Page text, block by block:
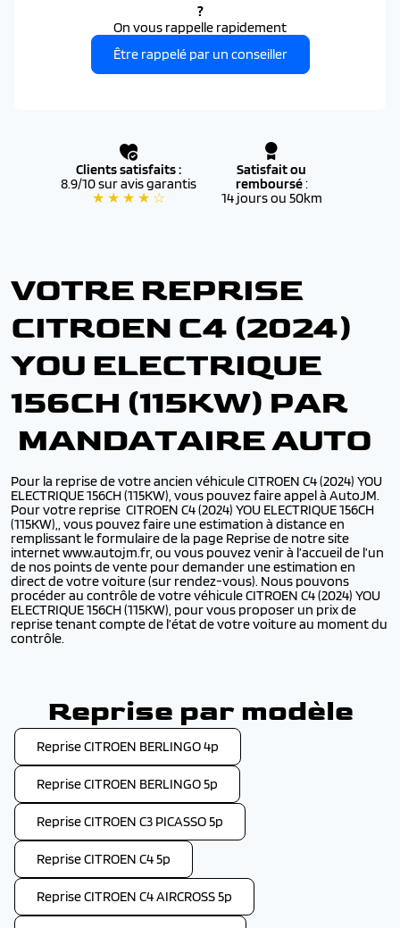
?
On vous rappelle rapidement
Être rappelé par un conseiller
Clients satisfaits :
8.9/10 sur avis garantis
★ ★ ★ ★ ☆
Satisfait ou
remboursé:
14 jours ou 50km
VOTRE REPRISE
CITROEN C4 (2024)
YOU ELECTRIQUE
156CH (115KW) PAR
MANDATAIRE AUTO
Pour la reprise de votre ancien véhicule CITROEN C4 (2024) YOU
ELECTRIQUE 156CH (115KW), vous pouvez faire appel à AutoJM.
Pour votre reprise CITROEN C4 (2024) YOU ELECTRIQUE 156CH
(115KW),, vous pouvez faire une estimation à distance en
remplissant le formulaire de la page Reprise de notre site
internet www.autojm.fr, ou vous pouvez venir à l’accueil de l’un
de nos points de vente pour demander une estimation en
direct de votre voiture (sur rendez-vous). Nous pouvons
procéder au contrôle de votre véhicule CITROEN C4 (2024) YOU
ELECTRIQUE 156CH (115KW), pour vous proposer un prix de
reprise tenant compte de l’état de votre voiture au moment du
contrôle.
Reprise par modèle
Reprise CITROEN BERLINGO 4p
Reprise CITROEN BERLINGO 5p
Reprise CITROEN C3 PICASSO 5p
Reprise CITROEN C4 5p
Reprise CITROEN C4 AIRCROSS 5p